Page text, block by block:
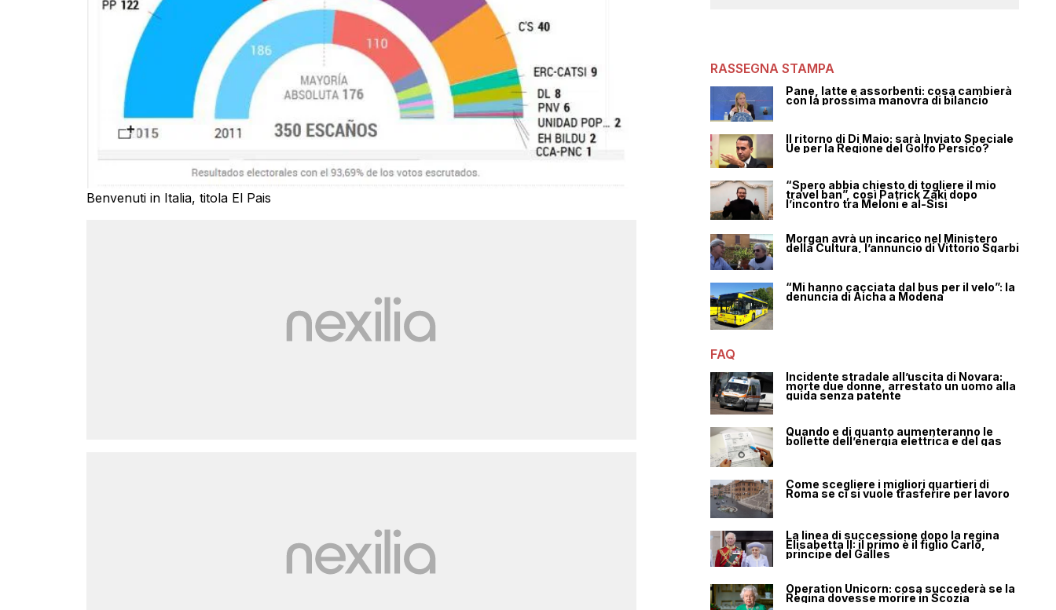
Benvenuti in Italia, titola El Pais
RASSEGNA STAMPA
Pane, latte e assorbenti: cosa cambierà
con la prossima manovra di bilancio
Il ritorno di Di Maio: sarà Inviato Speciale
Ue per la Regione del Golfo Persico?
“Spero abbia chiesto di togliere il mio
travel ban”, così Patrick Zaki dopo
l’incontro tra Meloni e al-Sisi
Morgan avrà un incarico nel Ministero
della Cultura, l’annuncio di Vittorio Sgarbi
“Mi hanno cacciata dal bus per il velo”: la
denuncia di Aicha a Modena
FAQ
Incidente stradale all’uscita di Novara:
morte due donne, arrestato un uomo alla
guida senza patente
Quando e di quanto aumenteranno le
bollette dell’energia elettrica e del gas
Come scegliere i migliori quartieri di
Roma se ci si vuole trasferire per lavoro
La linea di successione dopo la regina
Elisabetta II: il primo è il figlio Carlo,
principe del Galles
Operation Unicorn: cosa succederà se la
Regina dovesse morire in Scozia